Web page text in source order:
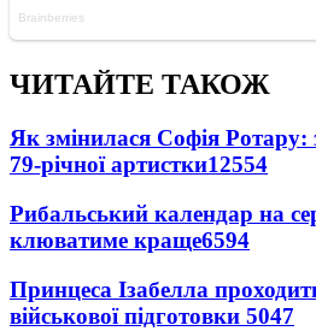
ЧИТАЙТЕ ТАКОЖ
Як змінилася Софія Ротару:
79-річної артистки12554
Рибальський календар на
клюватиме краще6594
Принцеса Ізабелла
військової підготовки 5047